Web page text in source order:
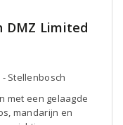
DMZ Limited
Stellenbosch
met een gelaagde
mandarijn en